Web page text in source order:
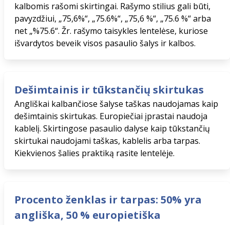
kalbomis rašomi skirtingai. Rašymo stilius gali būti,
pavyzdžiui, „75,6%“, „75.6%“, „75,6 %“, „75.6 %“ arba
net „%75.6“. Žr. rašymo taisykles lentelėse, kuriose
išvardytos beveik visos pasaulio šalys ir kalbos.
Dešimtainis ir tūkstančių skirtukas
Angliškai kalbančiose šalyse taškas naudojamas kaip
dešimtainis skirtukas. Europiečiai įprastai naudoja
kablelį. Skirtingose ​​pasaulio dalyse kaip tūkstančių
skirtukai naudojami taškas, kablelis arba tarpas.
Kiekvienos šalies praktiką rasite lentelėje.
Procento ženklas ir tarpas: 50% yra
angliška, 50 % europietiška